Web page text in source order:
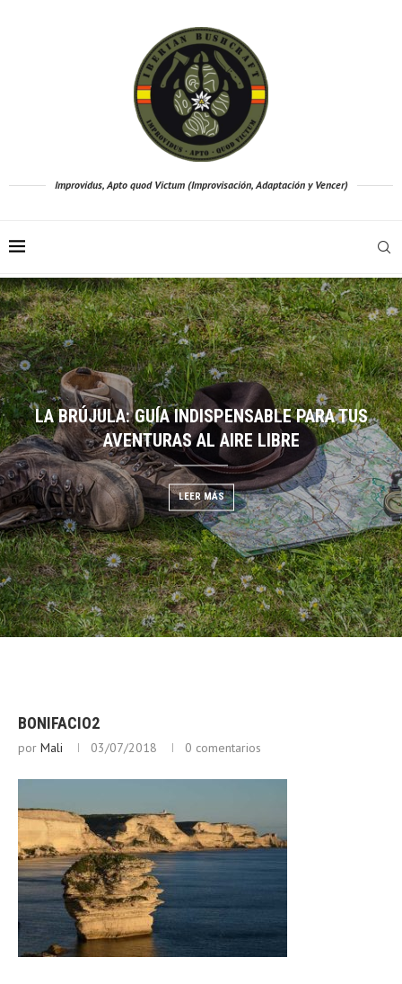
Improvidus, Apto quod Victum (Improvisación, Adaptación y Vencer)
GUÍA DE BUSHCRAFT
MÁS
LA BRÚJULA: GUÍA INDISPENSABLE PARA TUS
AVENTURAS AL AIRE LIBRE
LEER MÁS
DESCIFRANDO EL
NUBES PARA
BONIFACIO2
por Mali 03/07/2018 0 comentarios